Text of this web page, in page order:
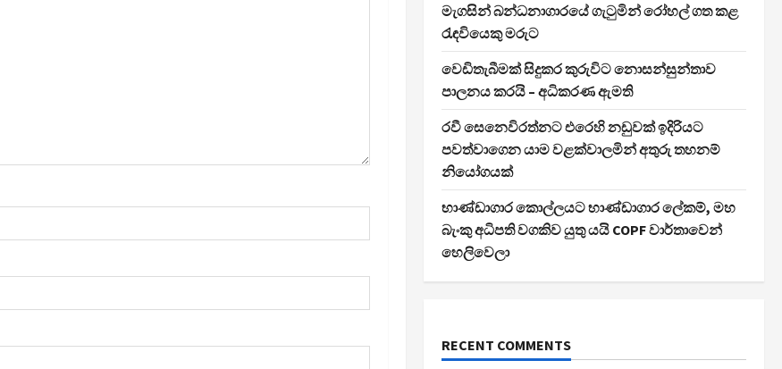
මැගසින් බන්ධනාගාරයේ ගැටුමින් රෝහල් ගත කළ
රැඳවියෙකු මරුට
වෙඩිතැබීමක් සිදුකර කුරුවිට නොසන්සුන්තාව
පාලනය කරයි – අධිකරණ ඇමති
රවී සෙනෙවිරත්නට එරෙහි නඩුවක් ඉදිරියට
පවත්වාගෙන යාම වළක්වාලමින් අතුරු තහනම්
නියෝගයක්
භාණ්ඩාගාර කොල්ලයට භාණ්ඩාගාර ලේකම්, මහ
බැංකු අධිපති වගකිව යුතු යයි COPF වාර්තාවෙන්
හෙලිවෙලා
RECENT COMMENTS